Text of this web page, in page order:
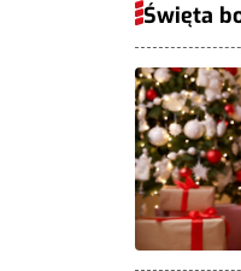
Święta